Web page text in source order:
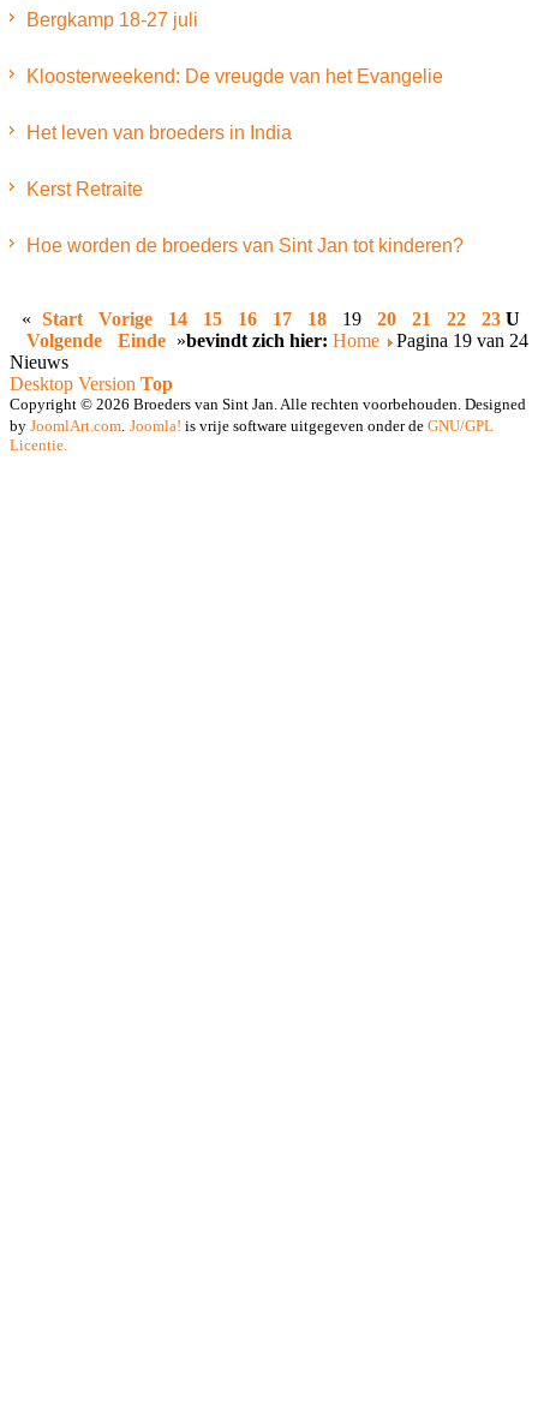
Bergkamp 18-27 juli
Kloosterweekend: De vreugde van het Evangelie
Het leven van broeders in India
Kerst Retraite
Hoe worden de broeders van Sint Jan tot kinderen?
« Start Vorige 14 15 16 17 18 19 20 21 22
23
Volgende
Einde » Pagina 19 van 24
U
bevindt zich hier: Home
Nieuws
Desktop Version Top
Copyright © 2026 Broeders van Sint Jan. Alle rechten voorbehouden. Designed
by JoomlArt.com Joomla! is vrije software uitgegeven onder de GNU/GPL
Licentie.